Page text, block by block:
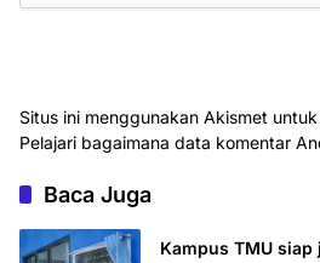
Situs ini menggunakan Akismet
Pelajari bagaimana data komentar
Baca Juga
Kampus TMU siap